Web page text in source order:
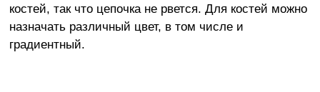
костей, так что цепочка не рвется. Для костей можно
назначать различный цвет, в том числе и
градиентный.